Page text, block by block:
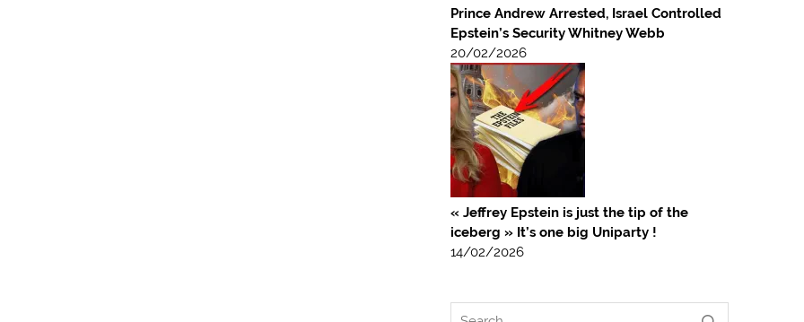
Prince Andrew Arrested, Israel Controlled
Epstein’s Security Whitney Webb
20/02/2026
« Jeffrey Epstein is just the tip of the
iceberg » It’s one big Uniparty !
14/02/2026